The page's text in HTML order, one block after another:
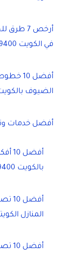
أرخص 7
في الكويت 51489400
أفضل
الضيوف بالكويت
أفضل خدمات
بالكويت 51489400
المنازل الكويتية